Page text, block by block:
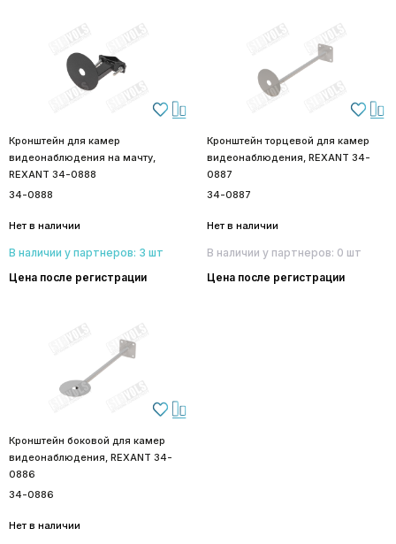
Кронштейн для камер
видеонаблюдения на мачту,
REXANT 34-0888
34-0888
Нет в наличии
В наличии у партнеров: 3 шт
Цена после регистрации
Кронштейн торцевой для камер
видеонаблюдения, REXANT 34-
0887
34-0887
Нет в наличии
В наличии у партнеров: 0 шт
Цена после регистрации
Кронштейн боковой для камер
видеонаблюдения, REXANT 34-
0886
34-0886
Нет в наличии